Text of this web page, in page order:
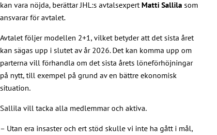
kan vara nöjda, berättar JHL:s avtalsexpert Matti Sallila som
ansvarar för avtalet.
Avtalet följer modellen 2+1, vilket betyder att det sista året
kan sägas upp i slutet av år 2026. Det kan komma upp om
parterna vill förhandla om det sista årets löneförhöjningar
på nytt, till exempel på grund av en bättre ekonomisk
situation.
Sallila vill tacka alla medlemmar och aktiva.
– Utan era insaster och ert stöd skulle vi inte ha gått i mål,